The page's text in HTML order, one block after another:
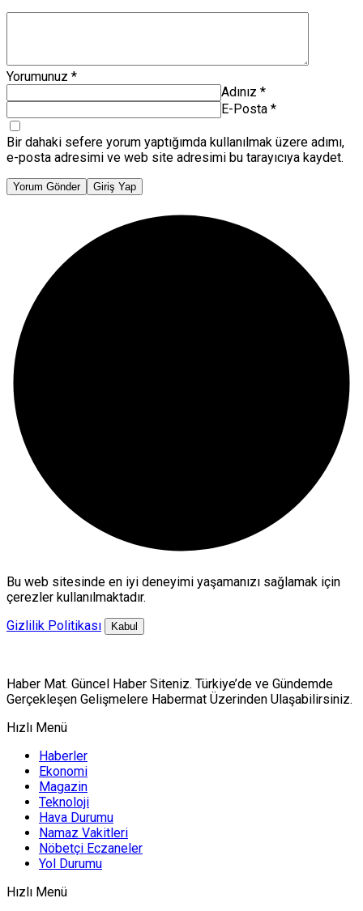
Yorumunuz *
Adınız *
E-Posta *
Bir dahaki sefere yorum yaptığımda kullanılmak üzere adımı,
e-posta adresimi ve web site adresimi bu tarayıcıya kaydet.
Yorum Gönder Giriş Yap
Bu web sitesinde en iyi deneyimi yaşamanızı sağlamak için
çerezler kullanılmaktadır.
Gizlilik Politikası
Kabul
Haber Mat. Güncel Haber Siteniz. Türkiye’de ve Gündemde
Gerçekleşen Gelişmelere Habermat Üzerinden Ulaşabilirsiniz.
Hızlı Menü
Haberler
Ekonomi
Magazin
Teknoloji
Hava Durumu
Namaz Vakitleri
Nöbetçi Eczaneler
Yol Durumu
Hızlı Menü